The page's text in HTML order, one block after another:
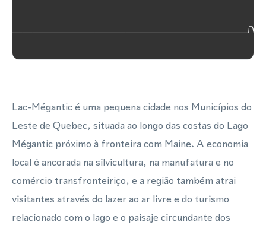
Lac-Mégantic é uma pequena cidade nos Municípios do
Leste de Quebec, situada ao longo das costas do Lago
Mégantic próximo à fronteira com Maine. A economia
local é ancorada na silvicultura, na manufatura e no
comércio transfronteiriço, e a região também atrai
visitantes através do lazer ao ar livre e do turismo
relacionado com o lago e o paisaje circundante dos